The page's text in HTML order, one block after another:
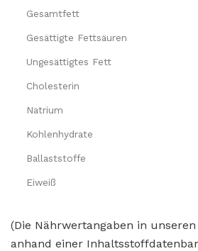
Gesamtfett
Gesättigte Fettsäuren
Ungesättigtes Fett
Cholesterin
Natrium
Kohlenhydrate
Ballaststoffe
Eiweiß
(Die Nährwertangaben in
anhand einer